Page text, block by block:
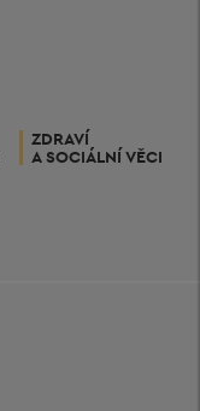
ZDRAVÍ
A SOCIÁLNÍ VĚCI